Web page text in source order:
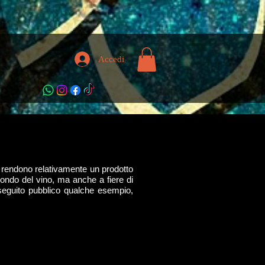
Accedi
relativamente un prodotto
del vino, ma anche a fiere di
pubblico qualche esempio,